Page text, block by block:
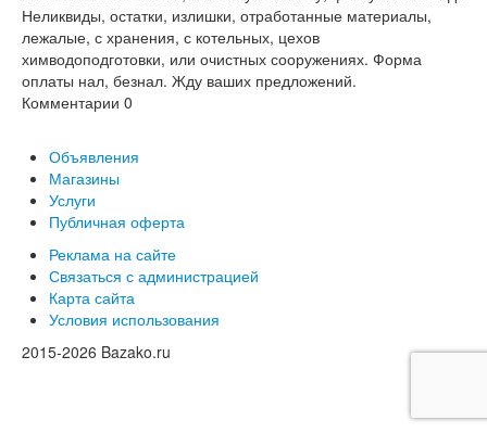
Неликвиды, остатки, излишки, отработанные материалы,
лежалые, с хранения, с котельных, цехов
химводоподготовки, или очистных сооружениях. Форма
оплаты нал, безнал. Жду ваших предложений.
Комментарии 0
Объявления
Магазины
Услуги
Публичная оферта
Реклама на сайте
Связаться с администрацией
Карта сайта
Условия использования
2015-2026 Bazako.ru